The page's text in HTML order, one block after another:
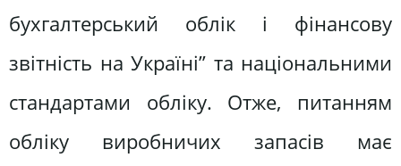
бухгалтерський облік і фінансову
звітність на Україні” та національними
стандартами обліку. Отже, питанням
обліку виробничих запасів має